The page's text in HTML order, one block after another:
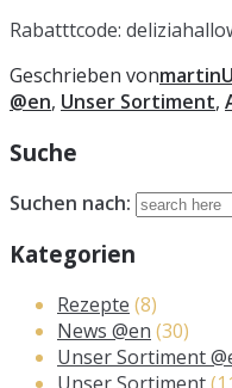
Rabatttcode:
Geschrieben vonmartin
@en, Unser Sortiment,
Suche
Suchen nach:
Kategorien
Rezepte (8)
News @en (30)
Unser Sortiment